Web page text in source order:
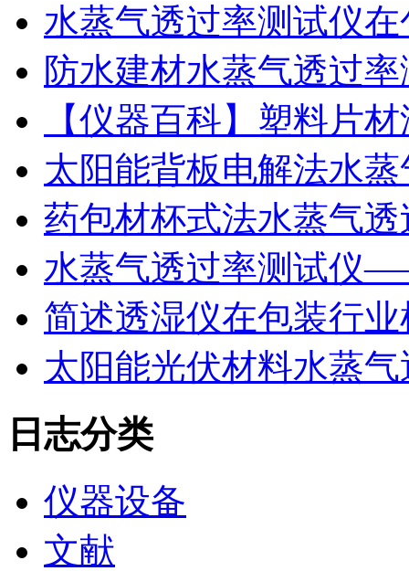
水蒸气透过率测试仪
防水建材水蒸气透过
【仪器百科】塑料片
太阳能背板电解法水
药包材杯式法水蒸气
水蒸气透过率测试仪
简述透湿仪在包装行
太阳能光伏材料水蒸
日志分类
仪器设备
文献